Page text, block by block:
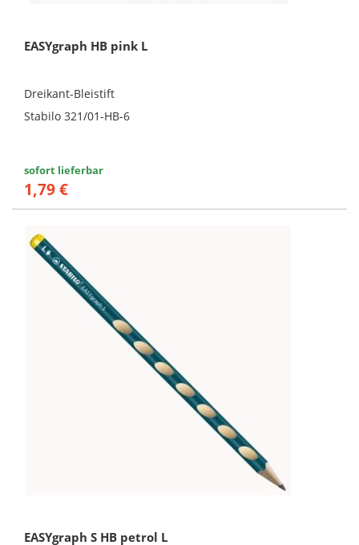
EASYgraph HB pink L
Dreikant-Bleistift
Stabilo 321/01-HB-6
sofort lieferbar
1,79 €
EASYgraph S HB petrol L